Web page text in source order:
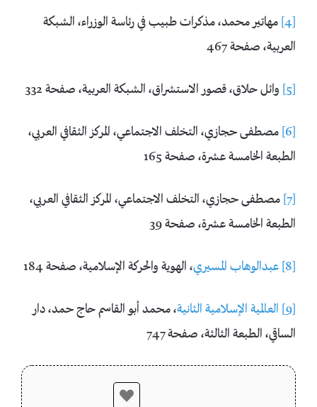
[4]
مهاتير محمد، مذكرات طبيب في رئاسة الوزراء، الشبكة
العربية، صفحة 467
[5] وائل حلاق، قصور الاستشراق، الشبكة العربية، صفحة 332
[6]
مصطفى حجازي، التخلف الاجتماعي، المركز الثقافي العربي،
الطبعة الخامسة عشرة، صفحة 165
[7]
مصطفى حجازي، التخلف الاجتماعي، المركز الثقافي العربي،
الطبعة الخامسة عشرة، صفحة 39
[8] عبدالوهاب المسيري، الهوية والحركة الإسلامية، صفحة 184
[9] العالمية الإسلامية الثانية، محمد أبو القاسم حاج حمد، دار
الساقي، الطبعة الثالثة، صفحة 747